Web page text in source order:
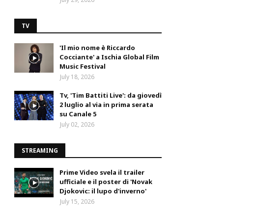
TV
'Il mio nome è Riccardo
Cocciante' a Ischia Global Film
Music Festival
July 18, 2026
Tv, 'Tim Battiti Live': da giovedì
2 luglio al via in prima serata
su Canale 5
July 02, 2026
STREAMING
Prime Video svela il trailer
ufficiale e il poster di 'Novak
Djokovic: il lupo d'inverno'
July 15, 2026